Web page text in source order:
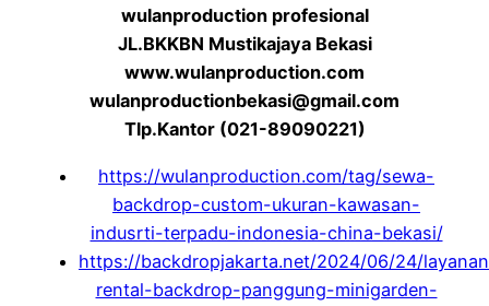
wulanproduction profesional
JL.BKKBN Mustikajaya Bekasi
www.wulanproduction.com
wulanproductionbekasi@gmail.com
Tlp.Kantor (021-89090221)
https://wulanproduction.com/tag/sewa-
backdrop-custom-ukuran-kawasan-
indusrti-terpadu-indonesia-china-bekasi/
https://backdropjakarta.net/2024/06/24/
rental-backdrop-panggung-minigarden-